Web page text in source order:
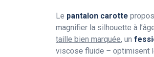
Le pantalon carotte
magnifier la silhouette à
taille bien marquée, un
viscose fluide – optimisent